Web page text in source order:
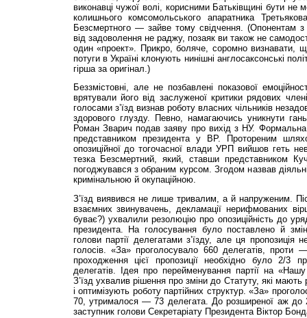
виконавці чужої волі, корисними Батьківщині бути не
колишнього комсомольського апаратника
Безсмертного — зайве тому свідчення. (Опонентам з
від задоволення не раджу, позаяк ви також не
один «проект». Прикро, боляче, соромно визнавати,
потуги в Україні клонують нинішні англосаксонські
гірша за оригінал.)
Беззмістовні, але не позбавлені показової
врятували його від заслуженої критики рядових
голосами з’їзд визнав роботу власних чільників
здорового глузду. Певно, намагаючись уникнути
Роман Зварич подав заяву про вихід з НУ.
представником президента у ВР. Протореним
опозиційної до тогочасної влади УРП вийшов геть
тезка Безсмертний, який, ставши представником
погоджувався з обраним курсом. Згодом назвав
кримінальною й окупаційною.
З’їзд виявився не лише тривалим, а й напруженим.
взаємних звинувачень, декламації нерифмованих
буває?) ухвалили резолюцію про опозиційність до
президента. На голосування було поставлено й
голови партії делегатами з’їзду, але ця пропозиція
голосів. «За» проголосувало 660 делегатів,
проходження цієї пропозиції необхідно було 2/3
делегатів. Ідея про перейменування партії на
З’їзд ухвалив рішення про зміни до Статуту, які мають
і оптимізують роботу партійних структур. «За»
70, утрималося — 73 делегата. До розширеної аж до
заступник голови Секретаріату Президента Віктор